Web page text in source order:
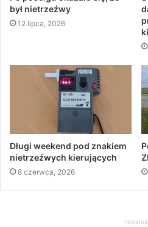
był nietrzeźwy
12 lipca, 2026
Długi weekend pod znakiem
nietrzeźwych kierujących
8 czerwca, 2026
reklama